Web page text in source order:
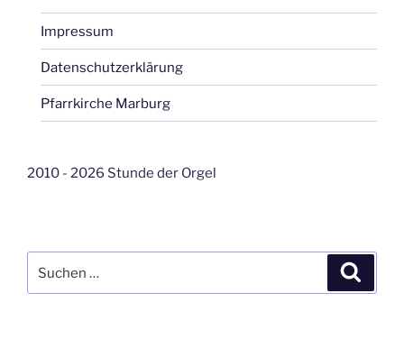
Impressum
Datenschutzerklärung
Pfarrkirche Marburg
2010 - 2026 Stunde der Orgel
nach: